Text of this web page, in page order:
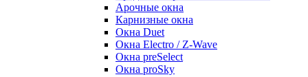
Арочные окна
Карнизные окна
Окна Duet
Окна Electro / Z-Wave
Окна preSelect
Окна proSky